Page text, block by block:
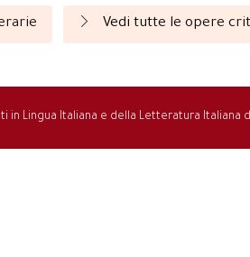
Vedi tutte le opere
Lingua Italiana e della Letteratura Italiana